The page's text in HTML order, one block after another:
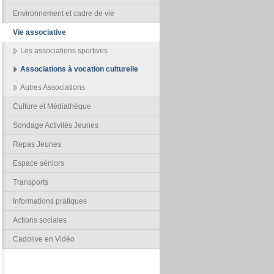
Environnement et cadre de vie
Vie associative
Les associations sportives
Associations à vocation culturelle
Autres Associations
Culture et Médiathèque
Sondage Activités Jeunes
Repas Jeunes
Espace séniors
Transports
Informations pratiques
Actions sociales
Cadolive en Vidéo